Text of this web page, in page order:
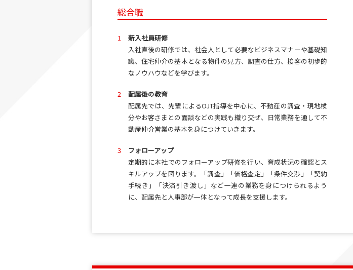
総合職
1
新入社員研修
入社直後の研修では、社会人として必要なビジネスマナーや基礎知
識、住宅仲介の基本となる物件の見方、調査の仕方、接客の初歩的
なノウハウなどを学びます。
2
配属後の教育
配属先では、先輩によるOJT指導を中心に、不動産の調査・現地検
分やお客さまとの面談などの実践も織り交ぜ、日常業務を通して不
動産仲介営業の基本を身につけていきます。
3
フォローアップ
定期的に本社でのフォローアップ研修を行い、育成状況の確認とス
キルアップを図ります。「調査」「価格査定」「条件交渉」「契約
手続き」「決済引き渡し」など一連の業務を身につけられるよう
に、配属先と人事部が一体となって成長を支援します。